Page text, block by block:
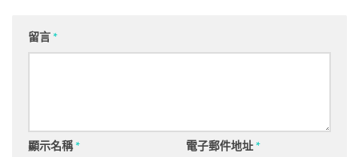
留言*
顯示名稱* 電子郵件地址*